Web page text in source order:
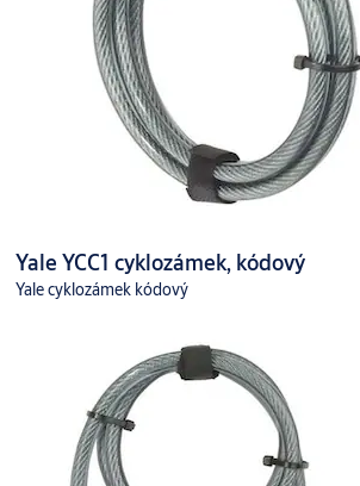
Yale YCC1 cyklozámek, kódový
Yale cyklozámek kódový